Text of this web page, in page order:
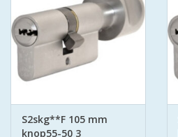
S2skg**F 105 mm
knop55-50 3